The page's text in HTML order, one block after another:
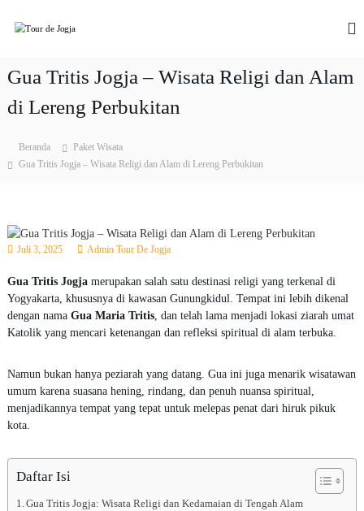
u
r
d
J
o
t
T
o
r
&
t
a
j
a
2
5
Gua Tritis Jogja – Wisata Religi dan Alam
di Lereng Perbukitan
Beranda
Paket Wisata
Gua Tritis Jogja – Wisata Religi dan Alam di Lereng Perbukitan
Juli 3, 2025 Admin Tour De Jogja
Gua Tritis Jogjamerupakan salah satu destinasi religi yang terkenal di
Yogyakarta, khususnya di kawasan Gunungkidul. Tempat ini lebih dikenal
dengan nama Gua Maria Tritis, dan telah lama menjadi lokasi ziarah umat
Katolik yang mencari ketenangan dan refleksi spiritual di alam terbuka.
Namun bukan hanya peziarah yang datang. Gua ini juga menarik wisatawan
umum karena suasana hening, rindang, dan penuh nuansa spiritual,
menjadikannya tempat yang tepat untuk melepas penat dari hiruk pikuk
kota.
Daftar Isi
Gua Tritis Jogja: Wisata Religi dan Kedamaian di Tengah Alam